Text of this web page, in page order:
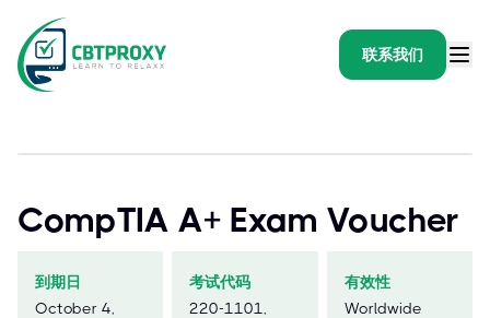
联系我们
CompTIA A+ Exam Voucher
到期日
October 4,
考试代码
220-1101,
有效性
Worldwide